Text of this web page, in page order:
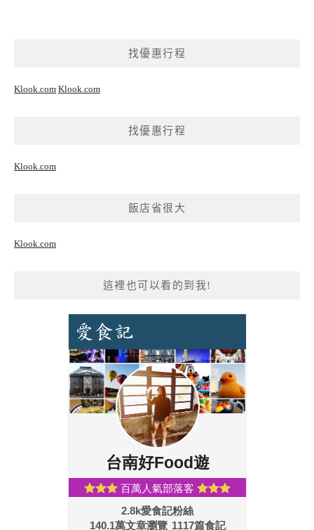
找優惠行程
Klook.com Klook.com
找優惠行程
Klook.com
飯店省很大
Klook.com
這裡也可以看的到我!